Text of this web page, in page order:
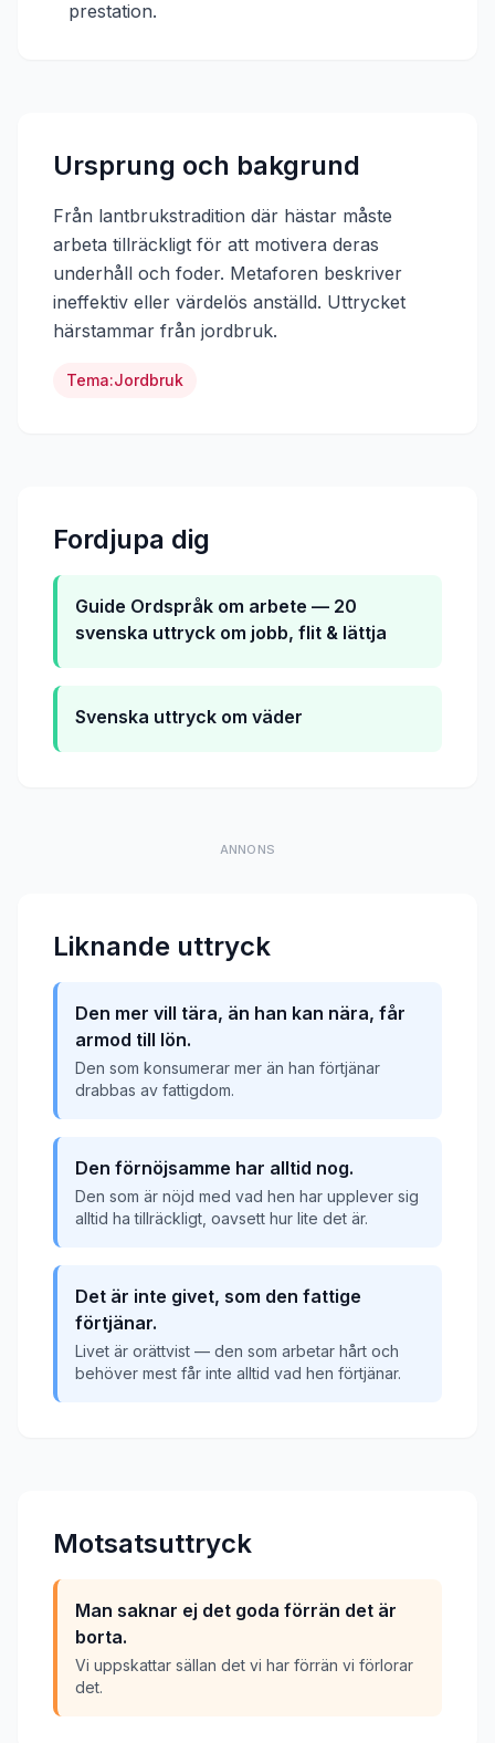
prestation.
Ursprung och bakgrund
Från lantbrukstradition där hästar måste
arbeta tillräckligt för att motivera deras
underhåll och foder. Metaforen beskriver
ineffektiv eller värdelös anställd. Uttrycket
härstammar från jordbruk.
Tema:Jordbruk
Fordjupa dig
Guide Ordspråk om arbete — 20
svenska uttryck om jobb, flit & lättja
Svenska uttryck om väder
ANNONS
Liknande uttryck
Den mer vill tära, än han kan nära, får
armod till lön.
Den som konsumerar mer än han förtjänar
drabbas av fattigdom.
Den förnöjsamme har alltid nog.
Den som är nöjd med vad hen har upplever sig
alltid ha tillräckligt, oavsett hur lite det är.
Det är inte givet, som den fattige
förtjänar.
Livet är orättvist — den som arbetar hårt och
behöver mest får inte alltid vad hen förtjänar.
Motsatsuttryck
Man saknar ej det goda förrän det är
borta.
Vi uppskattar sällan det vi har förrän vi förlorar
det.